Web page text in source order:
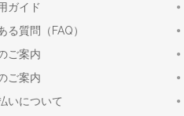
ガイド
る質問（FAQ）
ご案内
ご案内
いについて